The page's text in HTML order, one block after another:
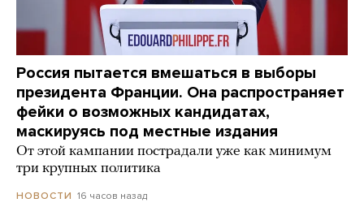
Россия пытается вмешаться в выборы
президента Франции. Она распространяет
фейки о возможных кандидатах,
маскируясь под местные издания
От этой кампании пострадали уже как минимум
три крупных политика
НОВОСТИ 16 часов назад